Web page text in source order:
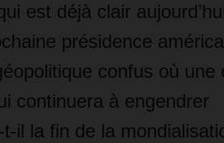
est déjà clair
présidence
confus où une
continuera à engendrer
il la fin de la